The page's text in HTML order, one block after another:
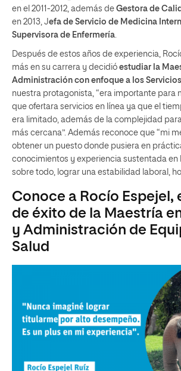
en el 2011-2012, además de Gestora de
en 2013, Jefa de Servicio de Medicina
Supervisora de Enfermería
Después de estos años de experiencia,
más en su carrera y decidió estudiar la
Administración con enfoque a los
nuestra protagonista, “era importante para
que ofertara servicios en línea ya que el
era limitado, además de la complejidad
más cercana”. Además reconoce que “mi
obtener un puesto donde pusiera en
conocimientos y experiencia sustentada en
sobre todo, lograr una estabilidad laboral,
Conoce a Rocío Espejel,
de éxito de la Maestría
y Administración de
Salud